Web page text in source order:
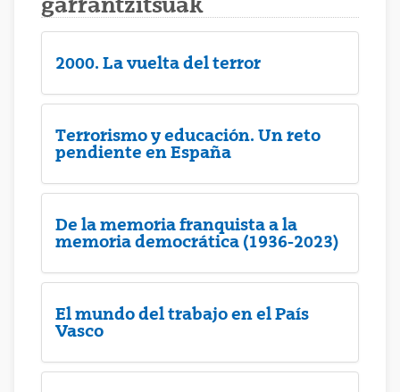
2000. La vuelta del terror
Terrorismo y educación. Un reto
pendiente en España
De la memoria franquista a la
memoria democrática (1936-2023)
El mundo del trabajo en el País
Vasco